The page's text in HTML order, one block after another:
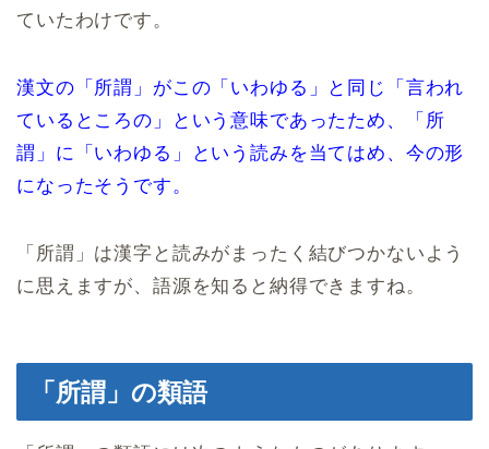
ていたわけです。
漢文の「所謂」がこの「いわゆる」と同じ「言われ
ているところの」という意味であったため、「所
謂」に「いわゆる」という読みを当てはめ、今の形
になったそうです。
「所謂」は漢字と読みがまったく結びつかないよう
に思えますが、語源を知ると納得できますね。
「所謂」の類語